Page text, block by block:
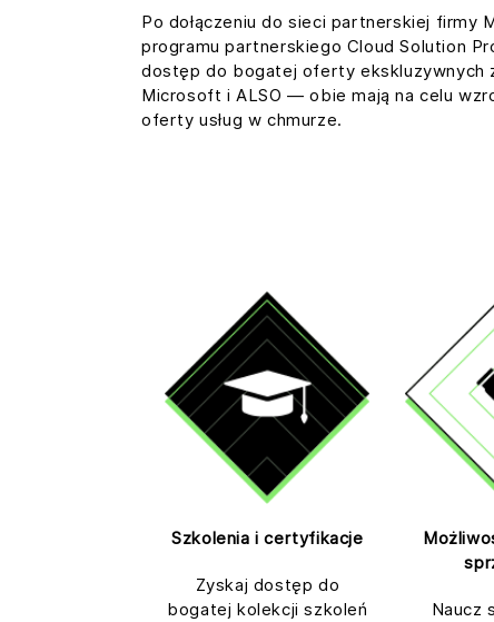
Po dołączeniu do sieci partnerskiej firmy
programu partnerskiego Cloud Solution
dostęp do bogatej oferty ekskluzywnych
Microsoft i ALSO — obie mają na celu
oferty usług w chmurze.
Szkolenia i certyfikacje
Zyskaj dostęp do
bogatej kolekcji szkoleń
Naucz